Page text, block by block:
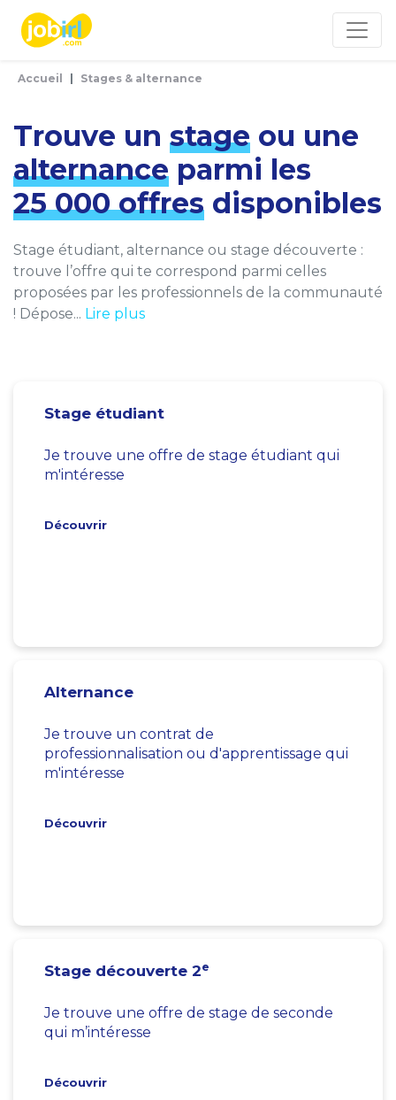
Accueil Stages & alternance
Trouve un stage ou une
alternance parmi les
25 000 offres disponibles
Stage étudiant, alternance ou stage découverte :
trouve l’offre qui te correspond parmi celles
proposées par les professionnels de la communauté
! Dépose... Lire plus
Stage étudiant
Je trouve une offre de stage étudiant qui
m'intéresse
Découvrir
Alternance
Je trouve un contrat de
professionnalisation ou d'apprentissage qui
m'intéresse
Découvrir
Stage découverte 2e
Je trouve une offre de stage de seconde
qui m’intéresse
Découvrir
Panneau de gestion des cookies